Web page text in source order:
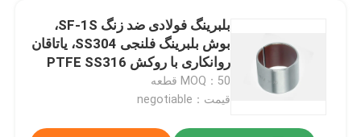
بلبرینگ فولادی ضد زنگ SF-1S،
بوش بلبرینگ فلنجی SS304، یاتاقان
روانکاری با روکش PTFE SS316
MOQ：50 قطعه
قیمت：negotiable